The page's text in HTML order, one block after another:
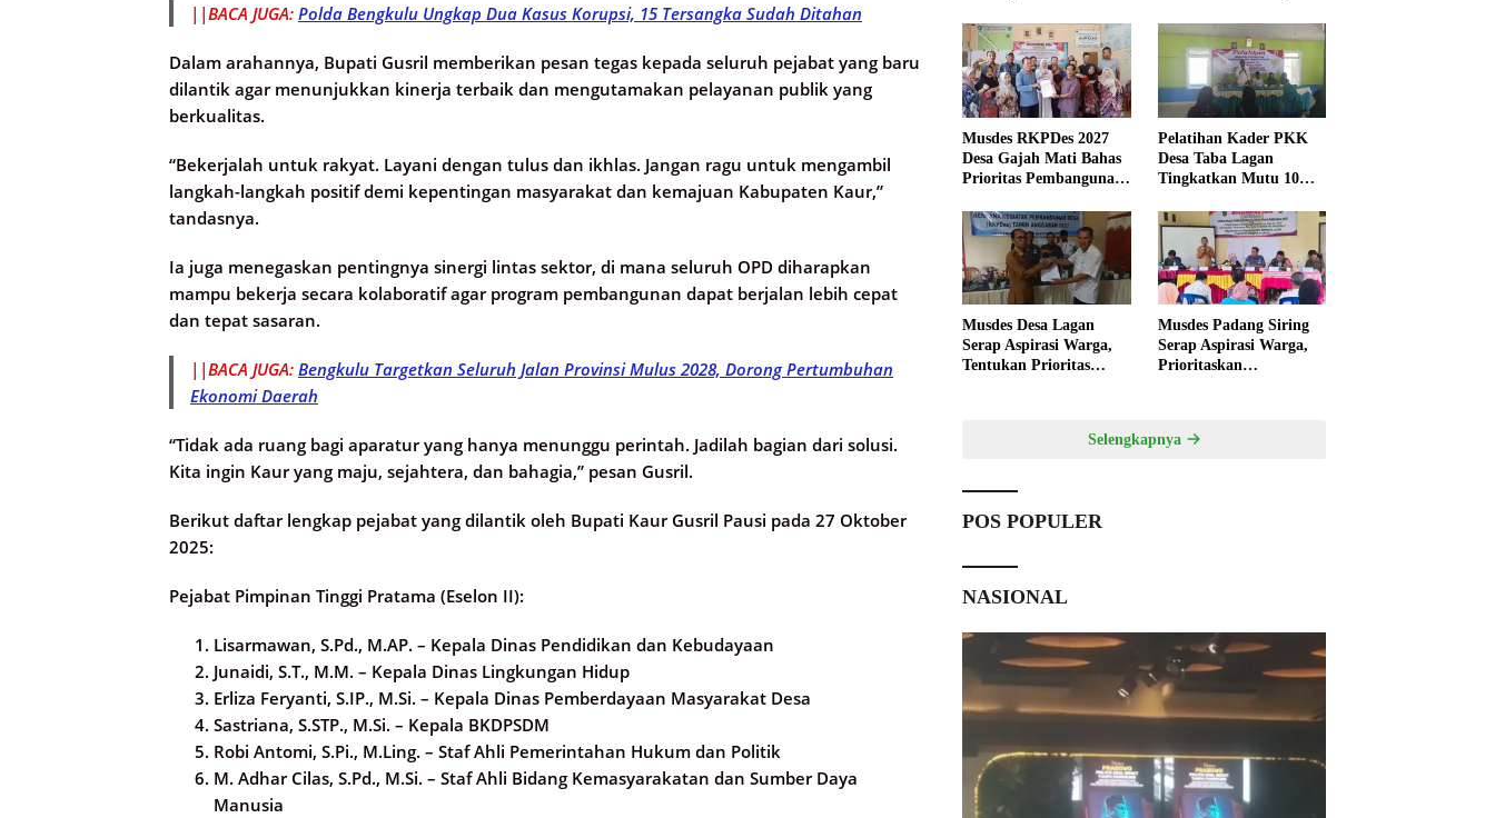
||BACA JUGA: Polda Bengkulu Ungkap Dua Kasus Korupsi, 15 Tersangka Sudah Ditahan
Dalam arahannya, Bupati Gusril memberikan pesan tegas kepada seluruh pejabat yang baru
dilantik agar menunjukkan kinerja terbaik dan mengutamakan pelayanan publik yang
berkualitas.
“Bekerjalah untuk rakyat. Layani dengan tulus dan ikhlas. Jangan ragu untuk mengambil
langkah-langkah positif demi kepentingan masyarakat dan kemajuan Kabupaten Kaur,”
tandasnya.
Ia juga menegaskan pentingnya sinergi lintas sektor, di mana seluruh OPD diharapkan
mampu bekerja secara kolaboratif agar program pembangunan dapat berjalan lebih cepat
dan tepat sasaran.
||BACA JUGA: Bengkulu Targetkan Seluruh Jalan Provinsi Mulus 2028, Dorong Pertumbuhan
Ekonomi Daerah
“Tidak ada ruang bagi aparatur yang hanya menunggu perintah. Jadilah bagian dari solusi.
Kita ingin Kaur yang maju, sejahtera, dan bahagia,” pesan Gusril.
Berikut daftar lengkap pejabat yang dilantik oleh Bupati Kaur Gusril Pausi pada 27 Oktober
2025:
Pejabat Pimpinan Tinggi Pratama (Eselon II):
Lisarmawan, S.Pd., M.AP. – Kepala Dinas Pendidikan dan Kebudayaan
Junaidi, S.T., M.M. – Kepala Dinas Lingkungan Hidup
Erliza Feryanti, S.IP., M.Si. – Kepala Dinas Pemberdayaan Masyarakat Desa
Sastriana, S.STP., M.Si. – Kepala BKDPSDM
Robi Antomi, S.Pi., M.Ling. – Staf Ahli Pemerintahan Hukum dan Politik
M. Adhar Cilas, S.Pd., M.Si. – Staf Ahli Bidang Kemasyarakatan dan Sumber Daya
Manusia
Menyeluruh
Musdes RKPDes 2027
Desa Gajah Mati Bahas
Prioritas Pembangunan
Pelatihan Kader PKK
Desa Taba Lagan
Tingkatkan Mutu 10
Musdes Desa Lagan
Serap Aspirasi Warga,
Tentukan Prioritas
Musdes Padang Siring
Serap Aspirasi Warga,
Prioritaskan
Selengkapnya
POS POPULER
NASIONAL